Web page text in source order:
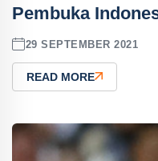
Pembuka
29 SEPTEMBER 2021
READ MORE